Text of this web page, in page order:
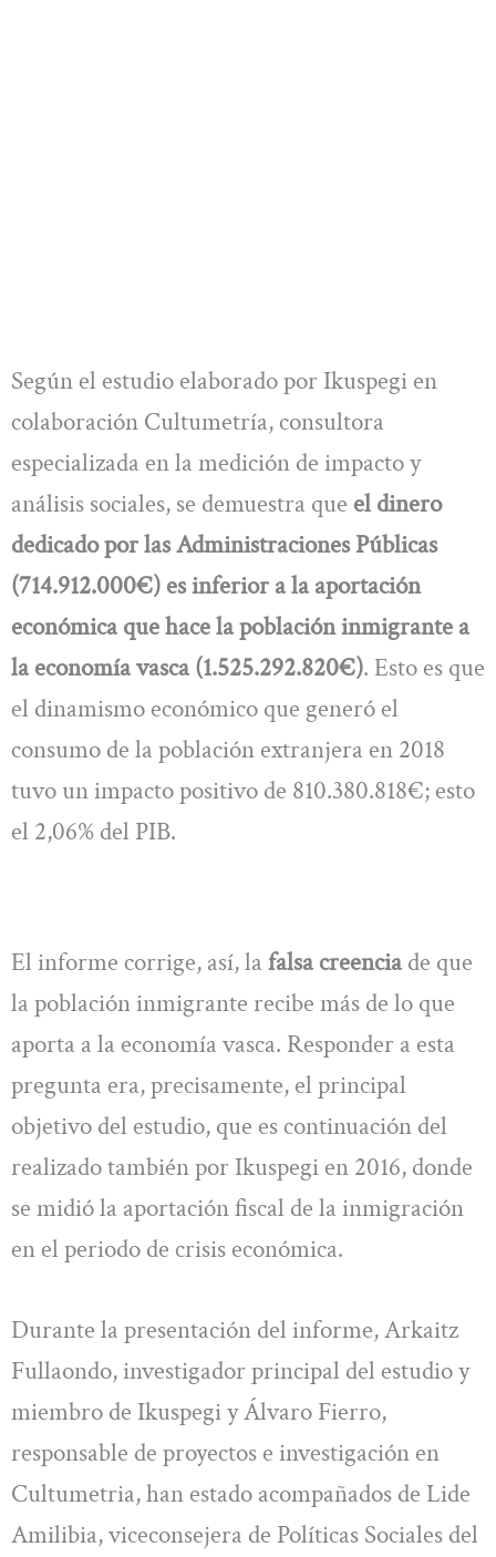
Según el estudio elaborado por Ikuspegi en
colaboración Cultumetría, consultora
especializada en la medición de impacto y
análisis sociales, se demuestra que el dinero
dedicado por las Administraciones Públicas
(714.912.000€) es inferior a la aportación
económica que hace la población inmigrante a
la economía vasca (1.525.292.820€). Esto es que
el dinamismo económico que generó el
consumo de la población extranjera en 2018
tuvo un impacto positivo de 810.380.818€; esto
el 2,06% del PIB.
El informe corrige, así, la falsa creenciade que
la población inmigrante recibe más de lo que
aporta a la economía vasca. Responder a esta
pregunta era, precisamente, el principal
objetivo del estudio, que es continuación del
realizado también por Ikuspegi en 2016, donde
se midió la aportación fiscal de la inmigración
en el periodo de crisis económica.
Durante la presentación del informe, Arkaitz
Fullaondo, investigador principal del estudio y
miembro de Ikuspegi y Álvaro Fierro,
responsable de proyectos e investigación en
Cultumetria, han estado acompañados de Lide
Amilibia, viceconsejera de Políticas Sociales del